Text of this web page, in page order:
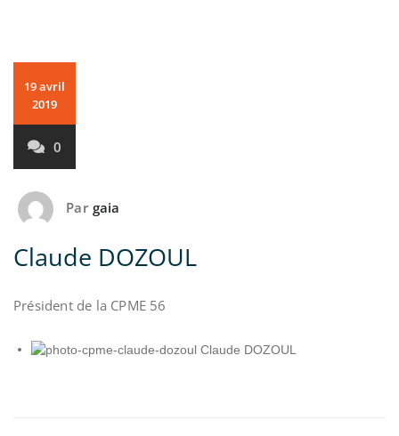
19 avril
2019
0
Par gaia
Claude DOZOUL
Président de la CPME 56